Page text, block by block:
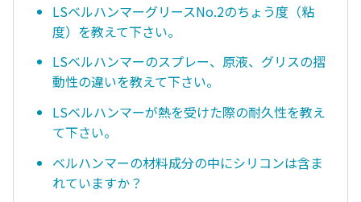
LSベルハンマーグリースNo.2のちょう度（粘
度）を教えて下さい。
LSベルハンマーのスプレー、原液、グリスの摺
動性の違いを教えて下さい。
LSベルハンマーが熱を受けた際の耐久性を教え
て下さい。
ベルハンマーの材料成分の中にシリコンは含ま
れていますか？